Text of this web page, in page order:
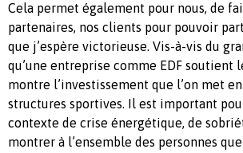
Cela permet également pour nous, de
partenaires, nos clients pour pouvoir
que j’espère victorieuse. Vis-à-vis du
qu’une entreprise comme EDF soutient
montre l’investissement que l’on met
structures sportives. Il est important
contexte de crise énergétique, de
montrer à l’ensemble des personnes